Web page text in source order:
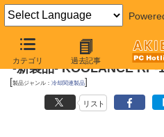
カテゴリ 過去記事
2011年10月8日
-新製品- KOOLANCE RP-
[製品ジャンル： 冷却関連製品]
リスト